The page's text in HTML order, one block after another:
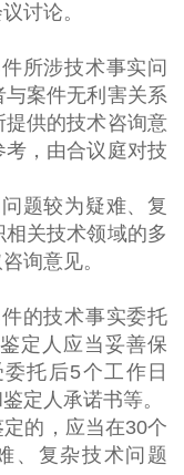
讨论。
所涉技术事实问
案件无利害关系
供的技术咨询意
，由合议庭对技
题较为疑难、复
关技术领域的多
询意见。
的技术事实委托
定人应当妥善保
托后5个工作日
定人承诺书等。
的，应当在30个
、复杂技术问题